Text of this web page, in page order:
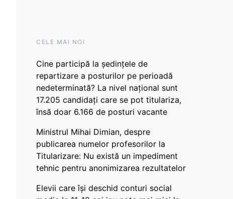
CELE MAI NOI
Cine participă la ședințele de
repartizare a posturilor pe perioadă
nedeterminată? La nivel național sunt
17.205 candidați care se pot titulariza,
însă doar 6.166 de posturi vacante
Ministrul Mihai Dimian, despre
publicarea numelor profesorilor la
Titularizare: Nu există un impediment
tehnic pentru anonimizarea rezultatelor
Elevii care își deschid conturi social